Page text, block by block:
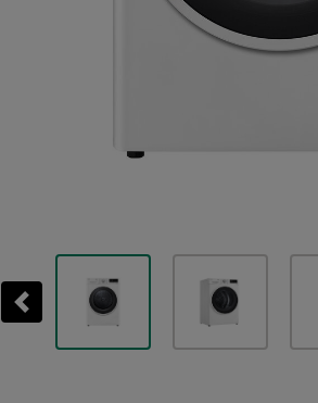
Previous